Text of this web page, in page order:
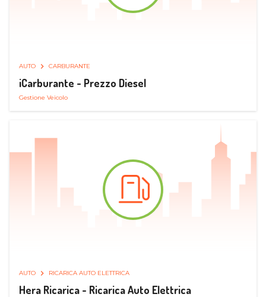
AUTO CARBURANTE
iCarburante - Prezzo Diesel
Gestione Veicolo
AUTO RICARICA AUTO ELETTRICA
Hera Ricarica - Ricarica Auto Elettrica